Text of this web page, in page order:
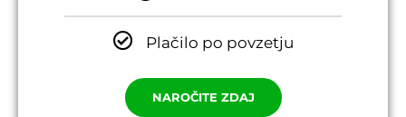
Plačilo po povzetju
NAROČITE ZDAJ